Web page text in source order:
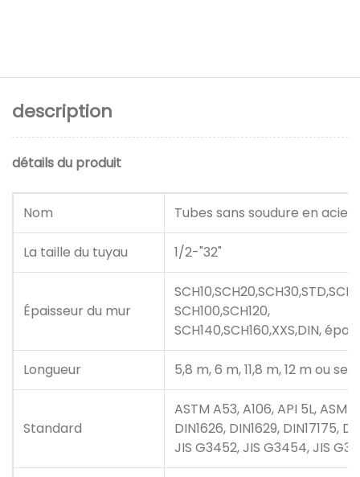
description
détails du produit
Nom Tubes sans soudure en
La taille du tuyau 1/2-"32"
Épaisseur du mur
SCH100,SCH120,
SCH140,SCH160,XXS,DIN,
Longueur 5,8 m, 6 m, 11,8 m, 12 m ou
Standard
ASTM A53, A106, API 5L,
DIN1626, DIN1629, DIN17175,
JIS G3452, JIS G3454, JIS